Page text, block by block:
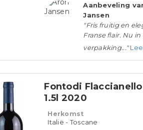
Aanbeveling
Jansen
"Fris fruitig en
Franse flair. Nu
verpakking..."
Fontodi
1.5l 2020
Herkomst
Italië - Toscane